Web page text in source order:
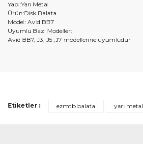
Yapı:Yarı Metal
Ürün:Disk Balata
Model: Avid BB7
Uyumlu Bazı Modeller:
Avid BB7, J3, J5 ,J7 modellerine uyumludur
Etiketler : ezmtb balata yarı metal